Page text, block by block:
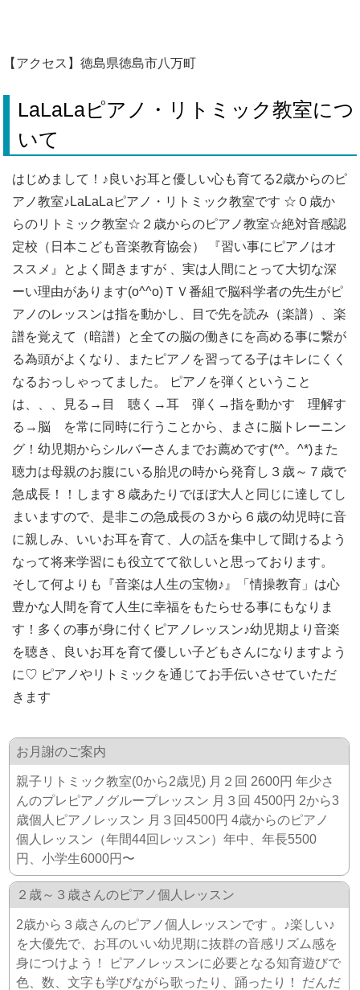
【アクセス】徳島県徳島市八万町
LaLaLaピアノ・リトミック教室につ
いて
はじめまして！♪良いお耳と優しい心も育てる2歳からのピ
アノ教室♪LaLaLaピアノ・リトミック教室です ☆０歳か
らのリトミック教室☆２歳からのピアノ教室☆絶対音感認
定校（日本こども音楽教育協会） 『習い事にピアノはオ
ススメ』とよく聞きますが 、実は人間にとって大切な深
ーい理由があります(o^^o)ＴＶ番組で脳科学者の先生がピ
アノのレッスンは指を動かし、目で先を読み（楽譜）、楽
譜を覚えて（暗譜）と全ての脳の働きにを高める事に繋が
る為頭がよくなり、またピアノを習ってる子はキレにくく
なるおっしゃってました。 ピアノを弾くということ
は、、、見る→目 聴く→耳 弾く→指を動かす 理解す
る→脳 を常に同時に行うことから、まさに脳トレーニン
グ！幼児期からシルバーさんまでお薦めです(*^。^*)また
聴力は母親のお腹にいる胎児の時から発育し３歳～７歳で
急成長！！します８歳あたりでほぼ大人と同じに達してし
まいますので、是非この急成長の３から６歳の幼児時に音
に親しみ、いいお耳を育て、人の話を集中して聞けるよう
なって将来学習にも役立てて欲しいと思っております。
そして何よりも『音楽は人生の宝物♪』「情操教育」は心
豊かな人間を育て人生に幸福をもたらせる事にもなりま
す！多くの事が身に付くピアノレッスン♪幼児期より音楽
を聴き、良いお耳を育て優しい子どもさんになりますよう
に♡ ピアノやリトミックを通じてお手伝いさせていただ
きます
お月謝のご案内
親子リトミック教室(0から2歳児) 月２回 2600円 年少さ
んのプレピアノグループレッスン 月３回 4500円 2から3
歳個人ピアノレッスン 月３回4500円 4歳からのピアノ
個人レッスン（年間44回レッスン）年中、年長5500
円、小学生6000円〜
２歳～３歳さんのピアノ個人レッスン
2歳から３歳さんのピアノ個人レッスンです 。♪楽しい♪
を大優先で、お耳のいい幼児期に抜群の音感リズム感を
身につけよう！ ピアノレッスンに必要となる知育遊びで
色、数、文字も学びながら歌ったり、踊ったり！ だんだ